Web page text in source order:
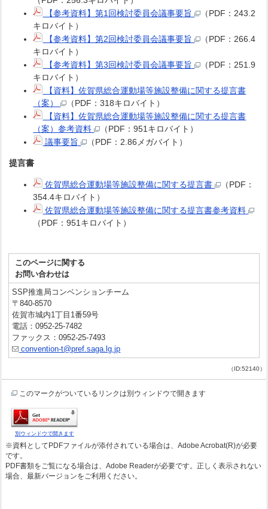
【参考資料】第1回検討委員会議事要旨
（PDF：243.2
キロバイト）
【参考資料】第2回検討委員会議事要旨
（PDF：266.4
キロバイト）
【参考資料】第3回検討委員会議事要旨
（PDF：251.9
キロバイト）
【資料】佐賀県総合運動場等施設整備に関する提言書
（案）
（PDF：318キロバイト）
【資料】佐賀県総合運動場等施設整備に関する提言書
（案）参考資料
（PDF：951キロバイト）
議事要旨
（PDF：2.86メガバイト）
提言書
佐賀県総合運動場等施設整備に関する提言書
（PDF：
354.4キロバイト）
佐賀県総合運動場等施設整備に関する提言書参考資料
（PDF：951キロバイト）
このページに関する
お問い合わせは
SSP推進局コンベンションチーム
〒840-8570
佐賀市城内1丁目1番59号
電話：0952-25-7482
ファックス：0952-25-7493
convention-t@pref.saga.lg.jp
（ID:52140）
このマークがついているリンクは別ウィンドウで開きます
別ウィンドウで開きます
※資料としてPDFファイルが添付されている場合は、Adobe Acrobat(R)が必要
です。
PDF書類をご覧になる場合は、Adobe Readerが必要です。正しく表示されない
場合、最新バージョンをご利用ください。